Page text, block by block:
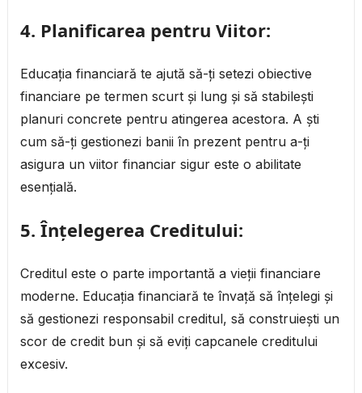
4. Planificarea pentru Viitor:
Educația financiară te ajută să-ți setezi obiective
financiare pe termen scurt și lung și să stabilești
planuri concrete pentru atingerea acestora. A ști
cum să-ți gestionezi banii în prezent pentru a-ți
asigura un viitor financiar sigur este o abilitate
esențială.
5.Înțelegerea Creditului:
Creditul este o parte importantă a vieții financiare
moderne. Educația financiară te învață să înțelegi și
să gestionezi responsabil creditul, să construiești un
scor de credit bun și să eviți capcanele creditului
excesiv.